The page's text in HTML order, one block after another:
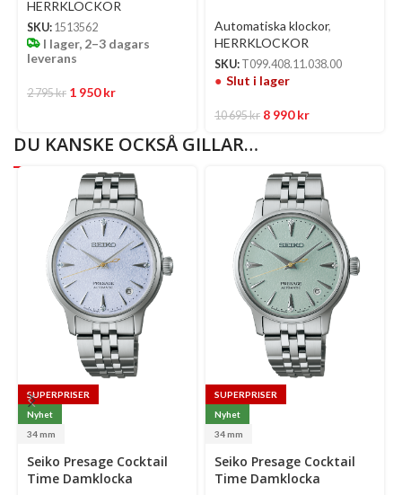
HERRKLOCKOR
SKU: 1513562
I lager, 2–3 dagars
leverans
2 795kr 1 950kr
Silverfärgad Urtavla Med
Armband I Rostfritt Stål
Automatiska klockor,
HERRKLOCKOR
SKU: T099.408.11.038.00
Slut i lager
10 695kr 8 990kr
DU KANSKE OCKSÅ GILLAR…
SUPERPRISER
Nyhet
34 mm
options
Seiko Presage Cocktail
Time Damklocka
SUPERPRISER
Nyhet
34 mm
options
Seiko Presage Cocktail
Time Damklocka